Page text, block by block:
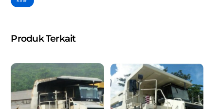
Produk Terkait